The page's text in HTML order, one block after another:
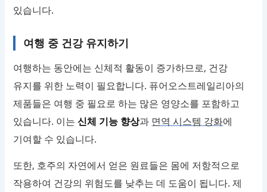
있습니다.
여행 중 건강 유지하기
여행하는 동안에는 신체적 활동이 증가하므로, 건강
유지를 위한 노력이 필요합니다. 퓨어오스트레일리아의
제품들은 여행 중 필요로 하는 많은 영양소를 포함하고
있습니다. 이는신체 기능 향상과 면역 시스템 강화에
기여할 수 있습니다.
또한, 호주의 자연에서 얻은 원료들은 몸에 저항적으로
작용하여 건강의 위험도를 낮추는 데 도움이 됩니다. 제